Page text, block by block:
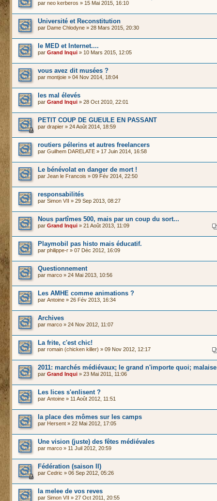
par neo kerberos » 15 Mai 2015, 16:10
Université et Reconstitution
par Dame Chlodyne » 28 Mars 2015, 20:30
le MED et Internet....
par Grand Inqui » 10 Mars 2015, 12:05
vous avez dit musées ?
par montjoie » 04 Nov 2014, 18:04
les mal élevés
par Grand Inqui » 28 Oct 2010, 22:01
PETIT COUP DE GUEULE EN PASSANT
par drapier » 24 Août 2014, 18:59
routiers pélerins et autres freelancers
par Guilhem DARELATE » 17 Juin 2014, 16:58
Le bénévolat en danger de mort !
par Jean le Francois » 09 Fév 2014, 22:50
responsabilités
par Simon VII » 29 Sep 2013, 08:27
Nous partîmes 500, mais par un coup du sort...
par Grand Inqui » 21 Août 2013, 11:09
Playmobil pas histo mais éducatif.
par philippe-r » 07 Déc 2012, 16:09
Questionnement
par marco » 24 Mai 2013, 10:56
Les AMHE comme animations ?
par Antoine » 26 Fév 2013, 16:34
Archives
par marco » 24 Nov 2012, 11:07
La frite, c'est chic!
par romain (chicken killer) » 09 Nov 2012, 12:17
2011: marchés médiévaux; le grand n'importe quoi;
par Grand Inqui » 23 Mai 2011, 11:06
Les lices s'enlisent ?
par Antoine » 11 Août 2012, 11:51
la place des mômes sur les camps
par Hersent » 22 Mai 2012, 17:05
Une vision (juste) des fêtes médiévales
par marco » 11 Juil 2012, 20:59
Fédération (saison II)
par Cedric » 06 Sep 2012, 05:26
la melee de vos reves
par Simon VII » 27 Oct 2011, 20:55